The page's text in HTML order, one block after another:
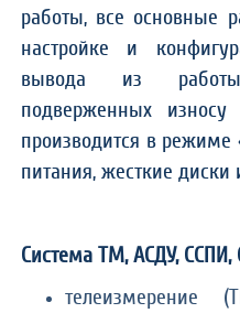
работы, все основные
настройке и
вывода из
подверженных износу
производится в режиме
питания, жесткие диски
Система ТМ, АСДУ, ССПИ,
телеизмерение